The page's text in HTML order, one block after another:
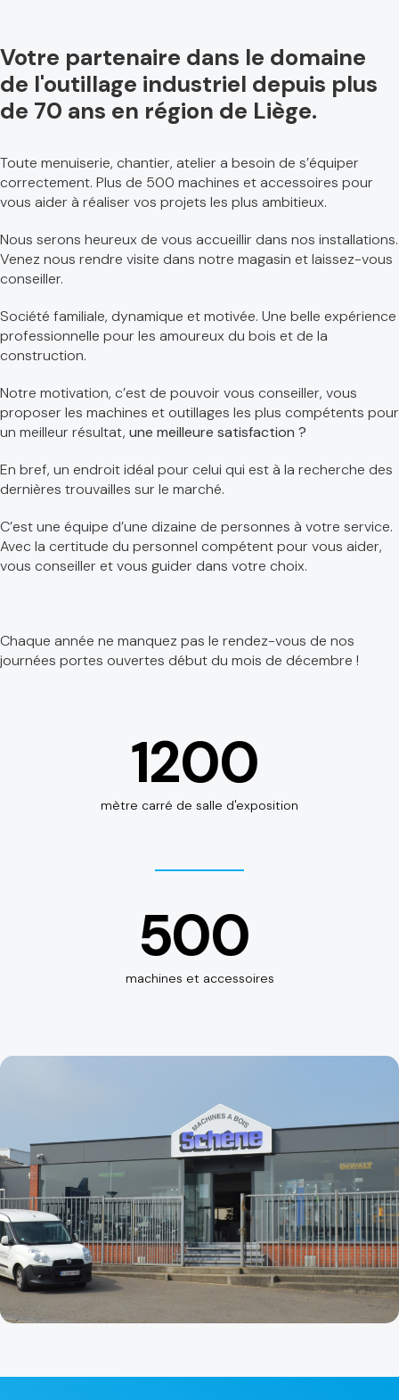
Votre partenaire dans le domaine
de l'outillage industriel depuis plus
de 70 ans en région de Liège.
Toute menuiserie, chantier, atelier a besoin de s’équiper
correctement. Plus de 500 machines et accessoires pour
vous aider à réaliser vos projets les plus ambitieux.
Nous serons heureux de vous accueillir dans nos installations.
Venez nous rendre visite dans notre magasin et laissez-vous
conseiller.
Société familiale, dynamique et motivée. Une belle expérience
professionnelle pour les amoureux du bois et de la
construction.
Notre motivation, c’est de pouvoir vous conseiller, vous
proposer les machines et outillages les plus compétents pour
un meilleur résultat, une meilleure satisfaction ?
En bref, un endroit idéal pour celui qui est à la recherche des
dernières trouvailles sur le marché.
C’est une équipe d’une dizaine de personnes à votre service.
Avec la certitude du personnel compétent pour vous aider,
vous conseiller et vous guider dans votre choix.
Chaque année ne manquez pas le rendez-vous de nos
journées portes ouvertes début du mois de décembre !
1200
mètre carré de salle d'exposition
500
machines et accessoires